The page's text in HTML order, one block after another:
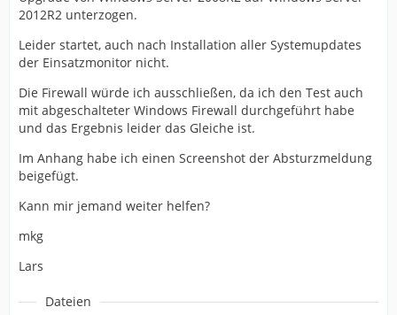
2012R2 unterzogen.
Leider startet, auch nach Installation aller Systemupdates
der Einsatzmonitor nicht.
Die Firewall würde ich ausschließen, da ich den Test auch
mit abgeschalteter Windows Firewall durchgeführt habe
und das Ergebnis leider das Gleiche ist.
Im Anhang habe ich einen Screenshot der Absturzmeldung
beigefügt.
Kann mir jemand weiter helfen?
mkg
Lars
Dateien